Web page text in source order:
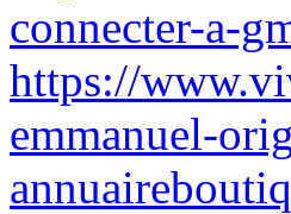
connecter-a-
https://
emmanuel-